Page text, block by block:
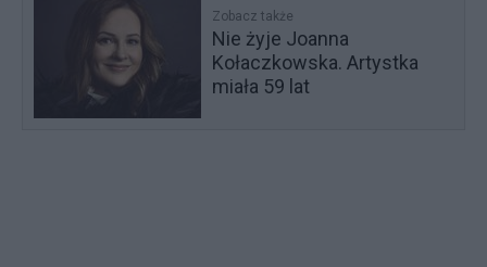
Zobacz także
Nie żyje Joanna
Kołaczkowska. Artystka
miała 59 lat